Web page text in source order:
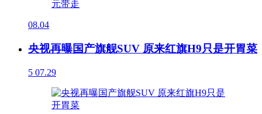
08.04
央视再曝国产旗舰SUV 原来红旗H9只是开胃菜
5 07.29